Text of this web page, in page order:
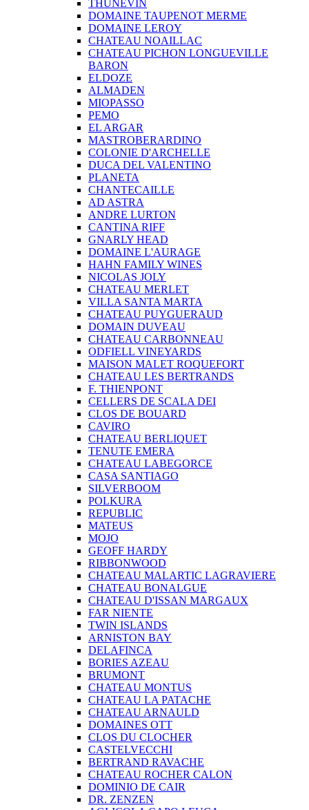
THUNEVIN
DOMAINE TAUPENOT MERME
DOMAINE LEROY
CHATEAU NOAILLAC
CHATEAU PICHON LONGUEVILLE
BARON
ELDOZE
ALMADEN
MIOPASSO
PEMO
EL ARGAR
MASTROBERARDINO
COLONIE D'ARCHELLE
DUCA DEL VALENTINO
PLANETA
CHANTECAILLE
AD ASTRA
ANDRE LURTON
CANTINA RIFF
GNARLY HEAD
DOMAINE L'AURAGE
HAHN FAMILY WINES
NICOLAS JOLY
CHATEAU MERLET
VILLA SANTA MARTA
CHATEAU PUYGUERAUD
DOMAIN DUVEAU
CHATEAU CARBONNEAU
ODFIELL VINEYARDS
MAISON MALET ROQUEFORT
CHATEAU LES BERTRANDS
F. THIENPONT
CELLERS DE SCALA DEI
CLOS DE BOUARD
CAVIRO
CHATEAU BERLIQUET
TENUTE EMERA
CHATEAU LABEGORCE
CASA SANTIAGO
SILVERBOOM
POLKURA
REPUBLIC
MATEUS
MOJO
GEOFF HARDY
RIBBONWOOD
CHATEAU MALARTIC LAGRAVIERE
CHATEAU BONALGUE
CHATEAU D'ISSAN MARGAUX
FAR NIENTE
TWIN ISLANDS
ARNISTON BAY
DELAFINCA
BORIES AZEAU
BRUMONT
CHATEAU MONTUS
CHATEAU LA PATACHE
CHATEAU ARNAULD
DOMAINES OTT
CLOS DU CLOCHER
CASTELVECCHI
BERTRAND RAVACHE
CHATEAU ROCHER CALON
DOMINIO DE CAIR
DR. ZENZEN